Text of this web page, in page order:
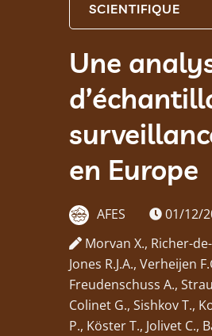
SCIENTIFIQUE
Une
en Europe
AFES
01/12/
Morvan X., Richer-
Jones R.J.A., Verheijen
Freudenschuss A.,
Colinet G., Sishkov T.,
P., Köster T., Jolivet C.,